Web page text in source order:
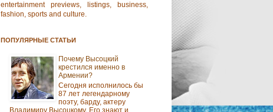
entertainment previews, listings, business,
fashion, sports and culture.
ПОПУЛЯРНЫЕ СТАТЬИ
Почему Высоцкий
крестился именно в
Армении?
Сегодня исполнилось бы
87 лет легендарному
поэту, барду, актеру
Владимиру Высоцкому. Его знают и